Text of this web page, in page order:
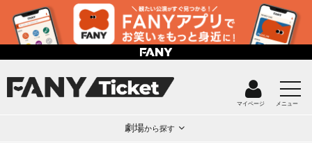
マイページ メニュー
劇場から探す